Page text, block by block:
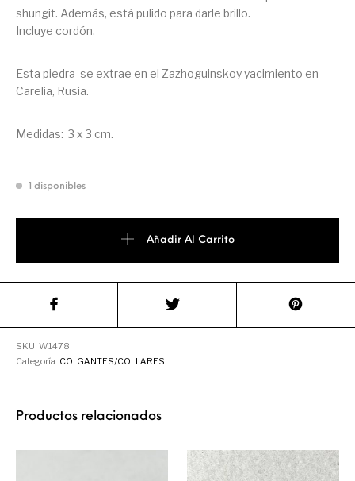
shungit. Además, está pulido para darle brillo.
Incluye cordón.
Esta piedra se extrae en el Zazhoguinskoy yacimiento en
Carelia, Rusia.
Medidas: 3 x 3 cm.
1 disponibles
Añadir Al Carrito
SKU:W1478
Categoría: COLGANTES/COLLARES
Productos relacionados